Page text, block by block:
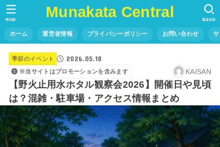
Munakata Central
ホーム 運営者情報 プライバシーポリシー お問い合わせ
SEARCH
MENU
季節のイベント 2026.05.18
※当サイトはプロモーションを含みます KAISAN
【野火止用水ホタル観察会2026】開催日や見頃
は？混雑・駐車場・アクセス情報まとめ